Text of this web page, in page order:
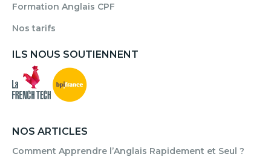
Formation Anglais CPF
Nos tarifs
ILS NOUS SOUTIENNENT
NOS ARTICLES
Comment Apprendre l’Anglais Rapidement et Seul ?